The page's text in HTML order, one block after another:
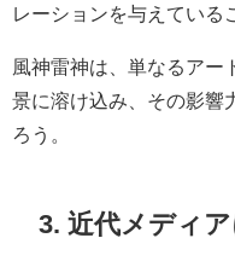
レーションを与えている
風神雷神は、単なるアー
景に溶け込み、その影響
ろう。
3. 近代メディ